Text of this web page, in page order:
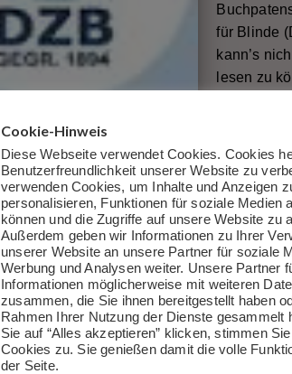
für Blinde
kann’s
lesen zu
Cookie-Hinweis
Diese Webseite verwendet Cookies. Cookies
Benutzerfreundlichkeit unserer Website zu
verwenden Cookies, um Inhalte und Anzeigen
personalisieren, Funktionen für soziale Medien
können und die Zugriffe auf unsere Website zu
Außerdem geben wir Informationen zu Ihrer
unserer Website an unsere Partner für soziale
Werbung und Analysen weiter. Unsere Partner
Informationen möglicherweise mit weiteren
zusammen, die Sie ihnen bereitgestellt haben
Rahmen Ihrer Nutzung der Dienste gesammelt
Sie auf “Alles akzeptieren” klicken, stimmen
Cookies zu. Sie genießen damit die volle
der Seite.